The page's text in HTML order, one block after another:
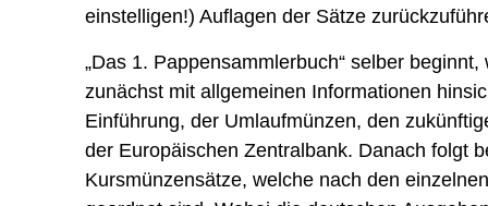
einstelligen!) Auflagen der Sätze
„Das 1. Pappensammlerbuch“ selber
zunächst mit allgemeinen Informationen
Einführung, der Umlaufmünzen, den
der Europäischen Zentralbank. Danach folgt
Kursmünzensätze, welche nach den